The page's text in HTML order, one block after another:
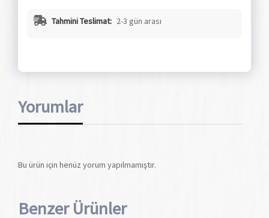
Tahmini Teslimat: 2-3 gün arası
Yorumlar
Bu ürün için henüz yorum yapılmamıştır.
Benzer Ürünler